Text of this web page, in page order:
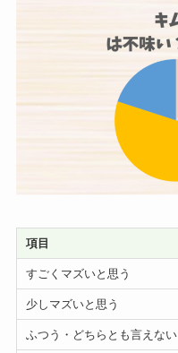
項目
すごくマズいと思う
少しマズいと思う
ふつう・どちらとも言えない